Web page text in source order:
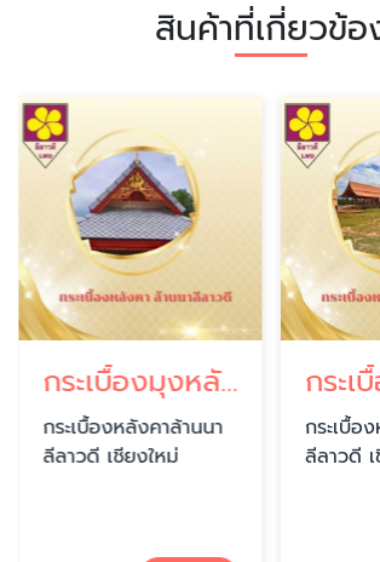
สินค้าที่เกี่ยวข้อ
กระเบื้องมุงหลังคา เชียงใหม่
กระเบื้องหลังคาล้านนา
ลีลาวดี เชียงใหม่
กระเบื้อ
ลีลาวดี